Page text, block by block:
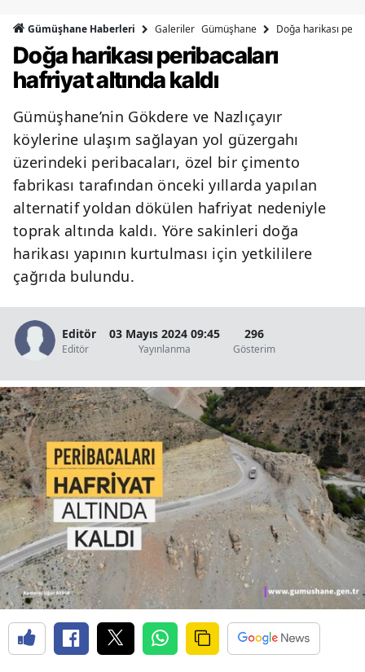
Bingöl
Bitlis
Bolu
Burdur
Bursa
Çanakkale
Çankırı
Diyarbakır
Edirne
Elazığ
Erzincan
Erzurum
Eskişehir
Gaziantep
Giresun
Gümüşhane
Hakkari
Gümüşhane Haberleri Galeriler Gümüşhane Doğa harikası
Doğa harikası peribacaları
hafriyat altında kaldı
Gümüşhane’nin Gökdere ve Nazlıçayır
köylerine ulaşım sağlayan yol güzergahı
üzerindeki peribacaları, özel bir çimento
fabrikası tarafından önceki yıllarda yapılan
alternatif yoldan dökülen hafriyat nedeniyle
toprak altında kaldı. Yöre sakinleri doğa
harikası yapının kurtulması için yetkililere
çağrıda bulundu.
Editör
Editör
03 Mayıs 2024 09:45
Yayınlanma
296
Gösterim